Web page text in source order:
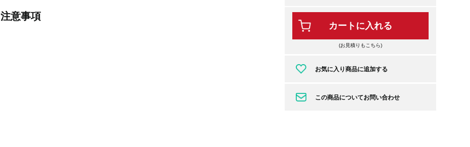
注意事項
カートに入れる
(お見積りもこちら)
お気に入り商品に追加する
この商品についてお問い合わせ